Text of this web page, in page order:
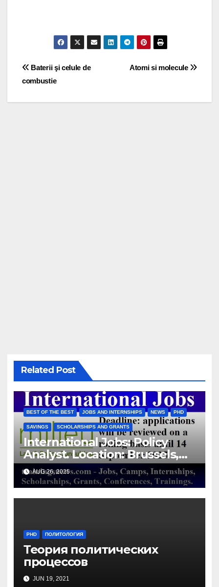
Post
Atomi si molecule
Baterii şi celule de
combustie
Related Post
BEST OF THE BEST JOBS AND INTERNSHIPS NEWS PHD
SAVINGS SCHOLARSHIPS AND GRANTS
International Jobs: Policy
Analyst. Location: Brussels,
Belgium/ Milieu Consulting
SRL
AUG 26, 2025
PHD ПОЛИТОЛОГИЯ
Теория политических
процессов
JUN 19, 2021